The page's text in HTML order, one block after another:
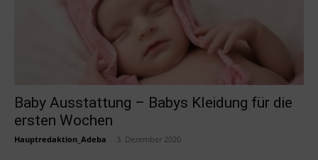
Baby Ausstattung – Babys Kleidung für die
ersten Wochen
Hauptredaktion_Adeba 3. Dezember 2020